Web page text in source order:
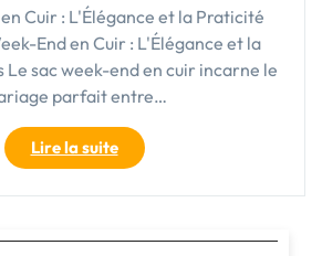
Cuir : L'Élégance et la Praticité
End en Cuir : L'Élégance et la
Le sac week-end en cuir incarne le
parfait entre…
Lire la suite"Sac
Week-
End
Cuir